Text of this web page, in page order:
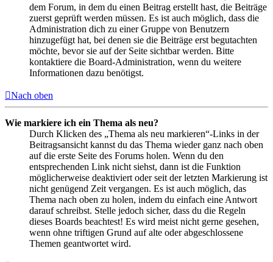
dem Forum, in dem du einen Beitrag erstellt hast, die Beiträge
zuerst geprüft werden müssen. Es ist auch möglich, dass die
Administration dich zu einer Gruppe von Benutzern
hinzugefügt hat, bei denen sie die Beiträge erst begutachten
möchte, bevor sie auf der Seite sichtbar werden. Bitte
kontaktiere die Board-Administration, wenn du weitere
Informationen dazu benötigst.
Nach oben
Wie markiere ich ein Thema als neu?
Durch Klicken des „Thema als neu markieren“-Links in der
Beitragsansicht kannst du das Thema wieder ganz nach oben
auf die erste Seite des Forums holen. Wenn du den
entsprechenden Link nicht siehst, dann ist die Funktion
möglicherweise deaktiviert oder seit der letzten Markierung ist
nicht genügend Zeit vergangen. Es ist auch möglich, das
Thema nach oben zu holen, indem du einfach eine Antwort
darauf schreibst. Stelle jedoch sicher, dass du die Regeln
dieses Boards beachtest! Es wird meist nicht gerne gesehen,
wenn ohne triftigen Grund auf alte oder abgeschlossene
Themen geantwortet wird.